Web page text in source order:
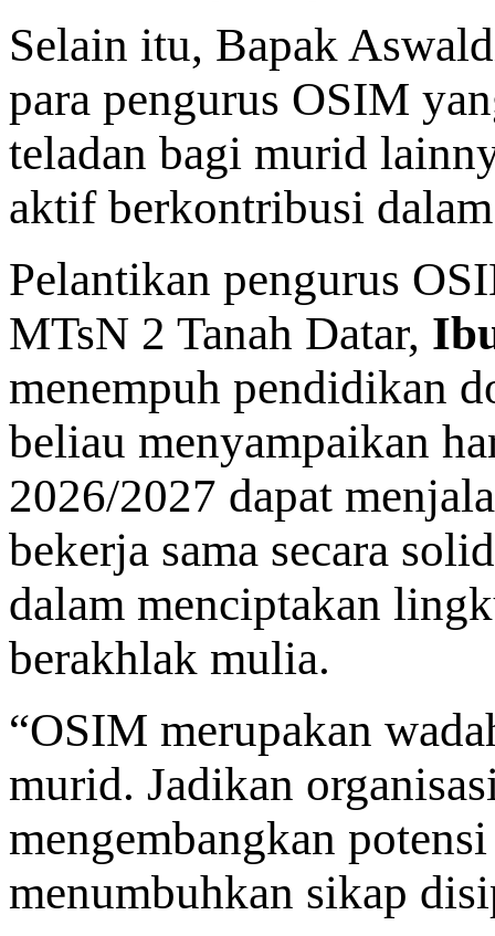
Selain itu, Bapak
para pengurus OSIM
teladan bagi murid
aktif berkontribusi
Pelantikan pengurus
MTsN 2 Tanah Datar,
menempuh pendidikan
beliau menyampaikan
2026/2027 dapat
bekerja sama secara
dalam menciptakan
berakhlak mulia.
“OSIM merupakan
murid. Jadikan
mengembangkan
menumbuhkan sikap